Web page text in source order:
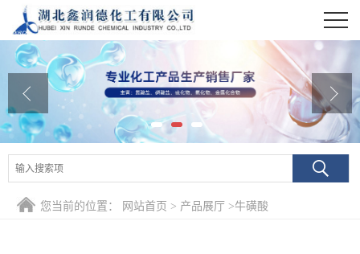
公司首页
公司介绍
公司动态
产品展厅
证书荣誉
您当前的位置： 网站首页 > 产品展厅 >牛磺酸